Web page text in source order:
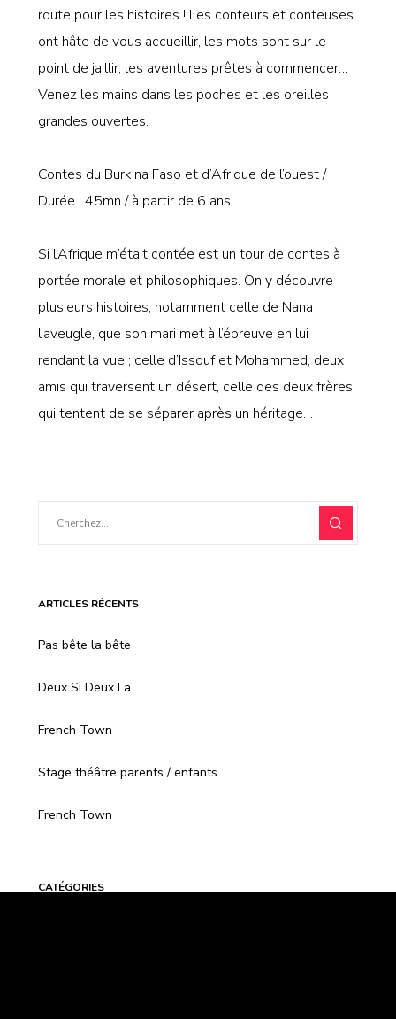
route pour les histoires ! Les conteurs et conteuses
ont hâte de vous accueillir, les mots sont sur le
point de jaillir, les aventures prêtes à commencer…
Venez les mains dans les poches et les oreilles
grandes ouvertes.
Contes du Burkina Faso et d’Afrique de l’ouest /
Durée : 45mn / à partir de 6 ans
Si l’Afrique m’était contée est un tour de contes à
portée morale et philosophiques. On y découvre
plusieurs histoires, notamment celle de Nana
l’aveugle, que son mari met à l’épreuve en lui
rendant la vue ; celle d’Issouf et Mohammed, deux
amis qui traversent un désert, celle des deux frères
qui tentent de se séparer après un héritage…
ARTICLES RÉCENTS
Pas bête la bête
Deux Si Deux La
French Town
Stage théâtre parents / enfants
French Town
CATÉGORIES